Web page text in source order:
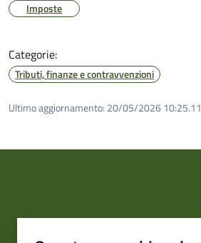
Imposte
Categorie:
Tributi, finanze e contravvenzioni
Ultimo aggiornamento: 20/05/2026 10:25.11